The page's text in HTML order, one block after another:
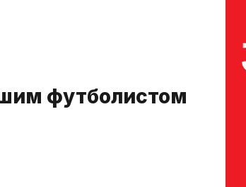
футболистом